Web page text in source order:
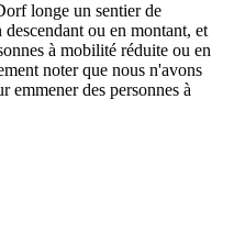
longe un sentier de
ou en montant, et
à mobilité réduite ou en
noter que nous n'avons
emmener des personnes à